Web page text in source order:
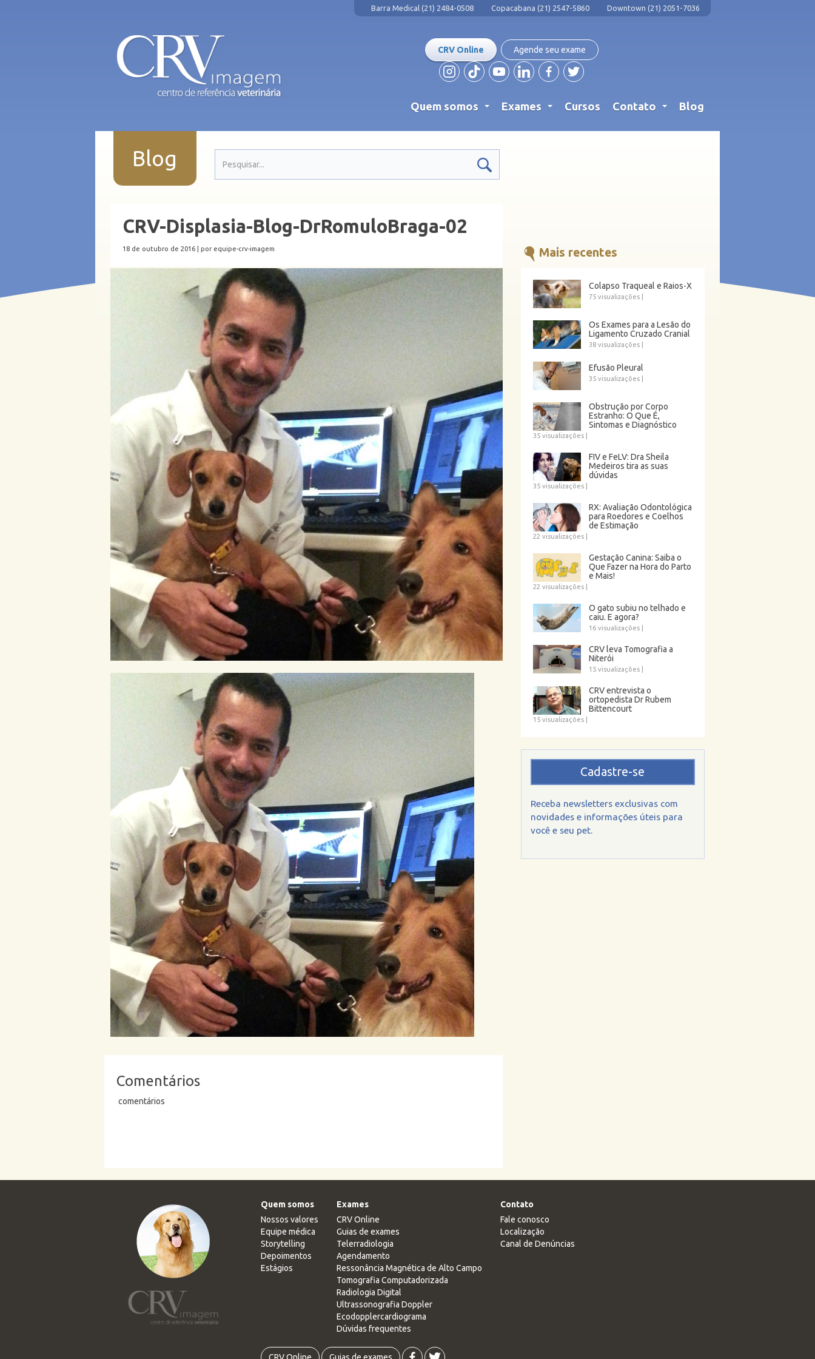
Barra Medical (21) 2484-0508 Copacabana (21) 2547-5860 Downtown (21) 2051-7036
CRV Online Agende seu exame
Quem somos Exames Cursos Contato Blog
Blog
CRV-Displasia-Blog-DrRomuloBraga-02
18 de outubro de 2016 | por equipe-crv-imagem
Comentários
comentários
Mais recentes
Colapso Traqueal e Raios-X
75 visualizações|
Os Exames para a Lesão do
Ligamento Cruzado Cranial
38 visualizações|
Efusão Pleural
35 visualizações|
Obstrução por Corpo
Estranho: O Que É,
Sintomas e Diagnóstico
35 visualizações|
FIV e FeLV: Dra Sheila
Medeiros tira as suas
dúvidas
35 visualizações|
RX: Avaliação Odontológica
para Roedores e Coelhos
de Estimação
22 visualizações|
Gestação Canina: Saiba o
Que Fazer na Hora do Parto
e Mais!
22 visualizações|
O gato subiu no telhado e
caiu. E agora?
16 visualizações|
CRV leva Tomografia a
Niterói
15 visualizações|
CRV entrevista o
ortopedista Dr Rubem
Bittencourt
15 visualizações|
Cadastre-se
Receba newsletters exclusivas com
novidades e informações úteis para
você e seu pet.
Quem somos
Nossos valores
Equipe médica
Storytelling
Depoimentos
Estágios
Exames
CRV Online
Guias de exames
Telerradiologia
Agendamento
Ressonância Magnética de Alto Campo
Tomografia Computadorizada
Radiologia Digital
Ultrassonografia Doppler
Ecodopplercardiograma
Dúvidas frequentes
Contato
Fale conosco
Localização
Canal de Denúncias
CRV Online Guias de exames